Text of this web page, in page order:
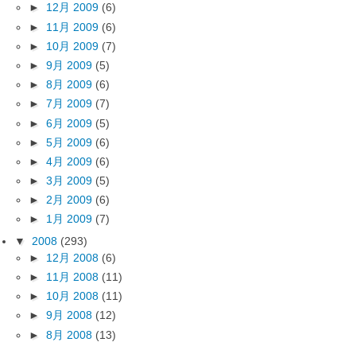
► 12月 2009 (6)
► 11月 2009 (6)
► 10月 2009 (7)
► 9月 2009 (5)
► 8月 2009 (6)
► 7月 2009 (7)
► 6月 2009 (5)
► 5月 2009 (6)
► 4月 2009 (6)
► 3月 2009 (5)
► 2月 2009 (6)
► 1月 2009 (7)
▼ 2008 (293)
► 12月 2008 (6)
► 11月 2008 (11)
► 10月 2008 (11)
► 9月 2008 (12)
► 8月 2008 (13)